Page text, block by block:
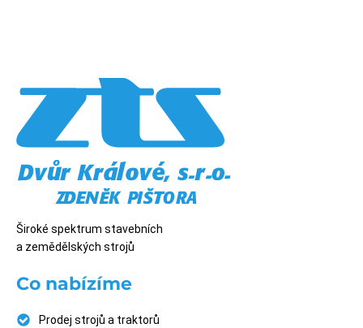
Široké spektrum stavebních
a zemědělských strojů
Co nabízíme
Prodej strojů a traktorů